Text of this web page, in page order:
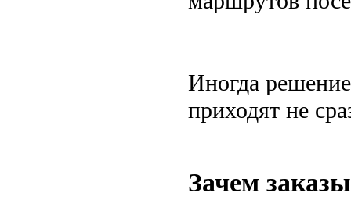
Иногда
приходят не
Зачем